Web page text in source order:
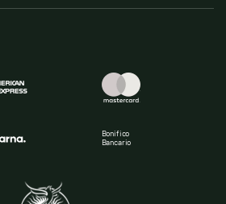
Bonifico
Bancario